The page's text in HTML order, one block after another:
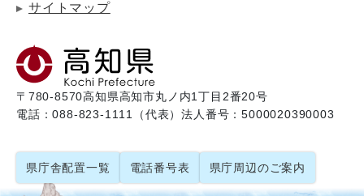
サイトマップ
〒780-8570高知県高知市丸ノ内1丁目2番20号
電話：088-823-1111（代表）法人番号：5000020390003
県庁舎配置一覧 電話番号表 県庁周辺のご案内